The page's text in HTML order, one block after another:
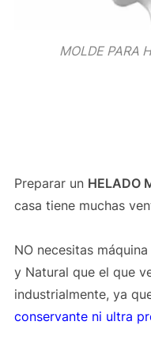
MOLDE PARA
Preparar un HELADO
casa tiene muchas
NO necesitas
y Natural que el que
industrialmente, ya
conservante ni ultra